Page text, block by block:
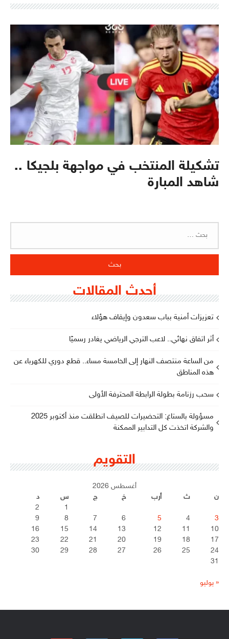
تشكيلة المنتخب في مواجهة بلجيكا ..
شاهد المبارة
أحدث المقالات
تعزيزات أمنية بباب سعدون وإيقاف هؤلاء
أثر اتفاق نهائي.. لاعب الترجي الرياضي يغادر رسميًا
من الساعة منتصف النهار إلى الخامسة مساء.. قطع دوري للكهرباء عن
هذه المناطق
سحب رزنامة بطولة الرابطة المحترفة الأولى
مسؤولة بالستاغ: التحضيرات للصيف انطلقت منذ أكتوبر 2025
والشركة اتخذت كل التدابير الممكنة
التقويم
أغسطس 2026
ن
ث أرب خ ج س
د
1
2
3
4
5
6
7
8
9
10
11
12
13
14
15
16
17
18
19
20
21
22
23
24
25
26
27
28
29
30
31
« يوليو